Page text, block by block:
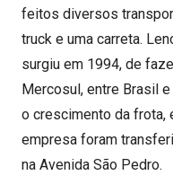
feitos diversos
truck e uma carreta.
surgiu em 1994, de
Mercosul, entre Brasil
o crescimento da frota,
empresa foram
na Avenida São Pedro.